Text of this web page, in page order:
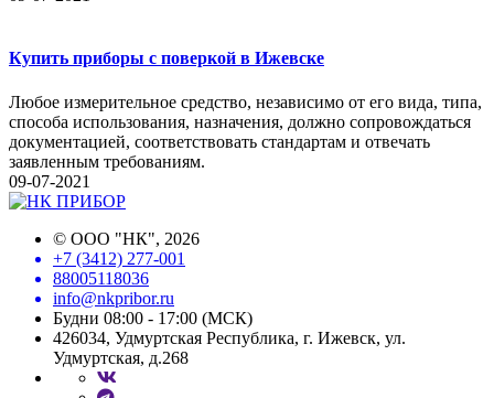
Купить приборы с поверкой в Ижевске
Любое измерительное средство, независимо от его вида, типа,
способа использования, назначения, должно сопровождаться
документацией, соответствовать стандартам и отвечать
заявленным требованиям.
09-07-2021
© ООО "НК", 2026
+7 (3412) 277-001
88005118036
info@nkpribor.ru
Будни 08:00 - 17:00 (МСК)
426034, Удмуртская Республика, г. Ижевск, ул.
Удмуртская, д.268